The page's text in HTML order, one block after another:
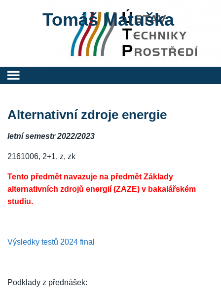
Tomáš Matuška
Alternativní zdroje energie
letní semestr 2022/2023
2161006, 2+1, z, zk
Tento předmět navazuje na předmět Základy
alternativních zdrojů energií (ZAZE) v bakalářském
studiu.
Výsledky testů 2024 final
Podklady z přednášek: